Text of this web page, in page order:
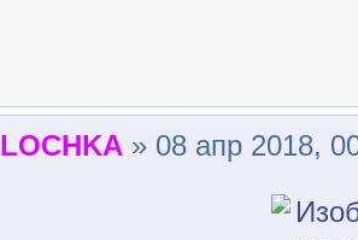
» 08 апр 2018,